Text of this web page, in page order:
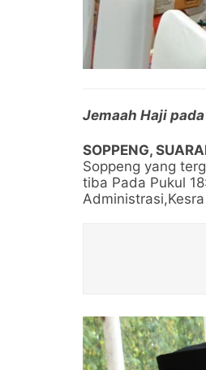
Jemaah Haji
SOPPENG,
Soppeng yang
tiba Pada Pukul